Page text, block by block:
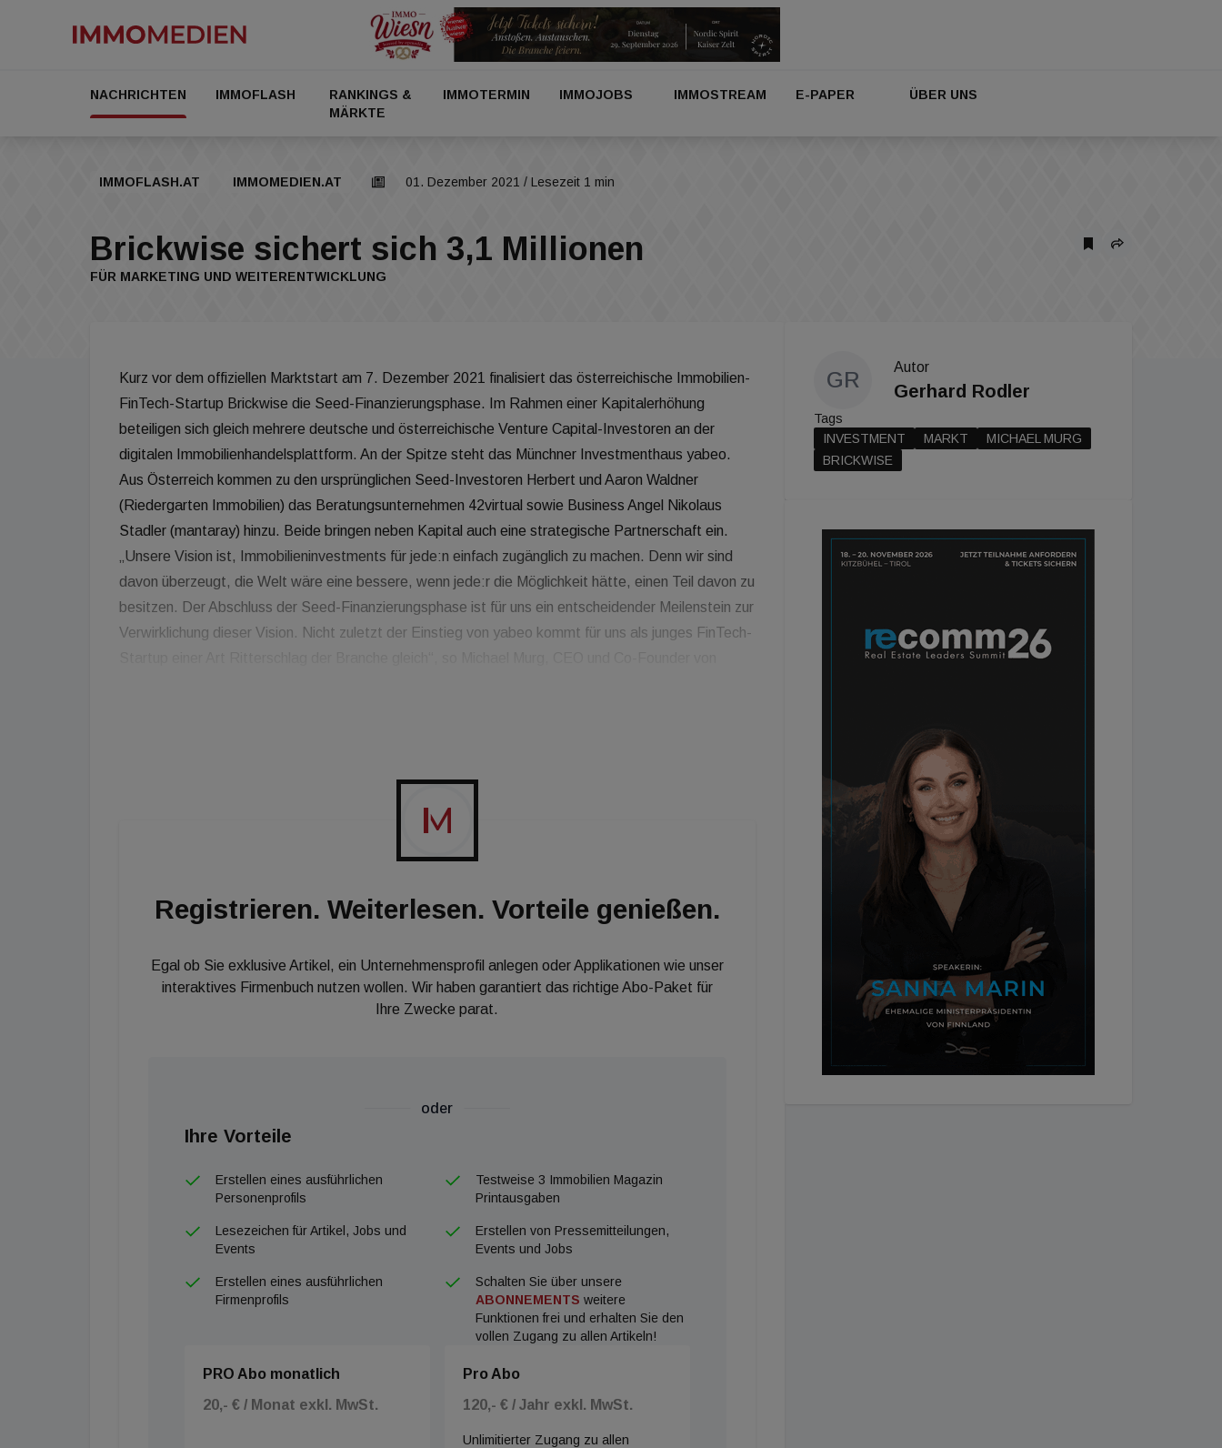
NACHRICHTEN IMMOFLASH
RANKINGS &
MÄRKTE
IMMOTERMIN IMMOJOBS IMMOSTREAM E-PAPER ÜBER UNS
IMMOFLASH.AT IMMOMEDIEN.AT 01. Dezember 2021 / Lesezeit 1 min
Brickwise sichert sich 3,1 Millionen
FÜR MARKETING UND WEITERENTWICKLUNG
Kurz vor dem offiziellen Marktstart am 7. Dezember 2021 finalisiert das österreichische Immobilien-
FinTech-Startup Brickwise die Seed-Finanzierungsphase. Im Rahmen einer Kapitalerhöhung
beteiligen sich gleich mehrere deutsche und österreichische Venture Capital-Investoren an der
digitalen Immobilienhandelsplattform. An der Spitze steht das Münchner Investmenthaus yabeo.
Aus Österreich kommen zu den ursprünglichen Seed-Investoren Herbert und Aaron Waldner
(Riedergarten Immobilien) das Beratungsunternehmen 42virtual sowie Business Angel Nikolaus
Stadler (mantaray) hinzu. Beide bringen neben Kapital auch eine strategische Partnerschaft ein.
„Unsere Vision ist, Immobilieninvestments für jede:n einfach zugänglich zu machen. Denn wir sind
davon überzeugt, die Welt wäre eine bessere, wenn jede:r die Möglichkeit hätte, einen Teil davon zu
besitzen. Der Abschluss der Seed-Finanzierungsphase ist für uns ein entscheidender Meilenstein zur
Verwirklichung dieser Vision. Nicht zuletzt der Einstieg von yabeo kommt für uns als junges FinTech-
Blockchain-basiertes Register, das wie ein digitales Grundbuch funktioniert. Dank der Stückelung
der Immobilien öffnet Brickwise den Immobilienmarkt erstmals auch für Investor:innen, die aufgrund
der üblicherweise sehr hohen Einstiegspreise bisher keinen Zugang zum Immobilienmarkt hatten.
Registrieren. Weiterlesen. Vorteile genießen.
Egal ob Sie exklusive Artikel, ein Unternehmensprofil anlegen oder Applikationen wie unser
interaktives Firmenbuch nutzen wollen. Wir haben garantiert das richtige Abo-Paket für
Ihre Zwecke parat.
oder
Ihre Vorteile
Erstellen eines ausführlichen
Personenprofils
Testweise 3 Immobilien Magazin
Printausgaben
Lesezeichen für Artikel, Jobs und
Events
Erstellen von Pressemitteilungen,
Events und Jobs
Erstellen eines ausführlichen
Firmenprofils
Schalten Sie über unsere
ABONNEMENTS weitere
Funktionen frei und erhalten Sie den
vollen Zugang zu allen Artikeln!
PRO Abo monatlich
20,- € / Monat exkl. MwSt.
Pro Abo
120,- € / Jahr exkl. MwSt.
Unlimitierter Zugang zu allen
GR
Autor
Gerhard Rodler
Tags
INVESTMENT
MARKT
MICHAEL MURG
BRICKWISE